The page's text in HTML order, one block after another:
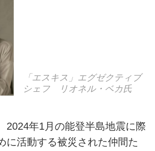
「エスキス」エグゼクティブ
シェフ リオネル・ベカ氏
2024年1月の能登半島地震に際
に活動する被災された仲間た